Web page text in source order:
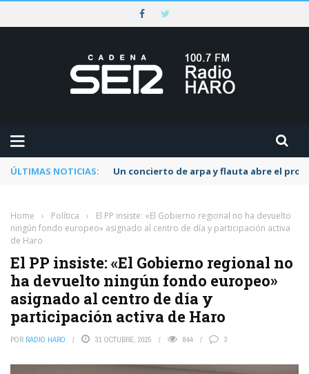
ÚLTIMAS NOTICIAS: Un concierto de arpa y flauta abre el
Home › Política ›
El PP insiste: «El Gobierno regional no ha devuelto
ningún fondo europeo» asignado al centro de día y participación activa
de Haro
El PP insiste: «El Gobierno regional no
ha devuelto ningún fondo europeo»
asignado al centro de día y
participación activa de Haro
POR RADIO HARO 31 OCTUBRE, 2025 844 3